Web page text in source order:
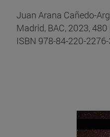
Juan Arana Cañedo-
Madrid, BAC, 2023, 480
ISBN 978-84-220-